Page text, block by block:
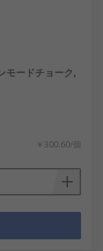
ードチョーク,
￥300.60/個